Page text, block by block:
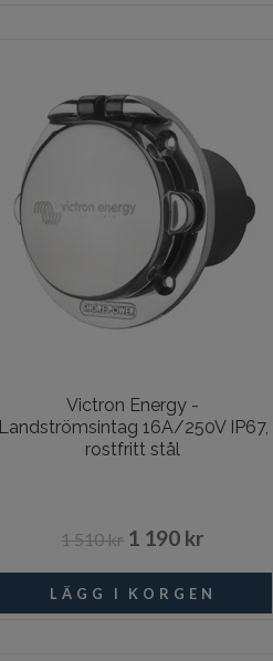
Victron Energy -
Landströmsintag 16A/250V IP67,
rostfritt stål
1 510 kr 1 190 kr
I lager